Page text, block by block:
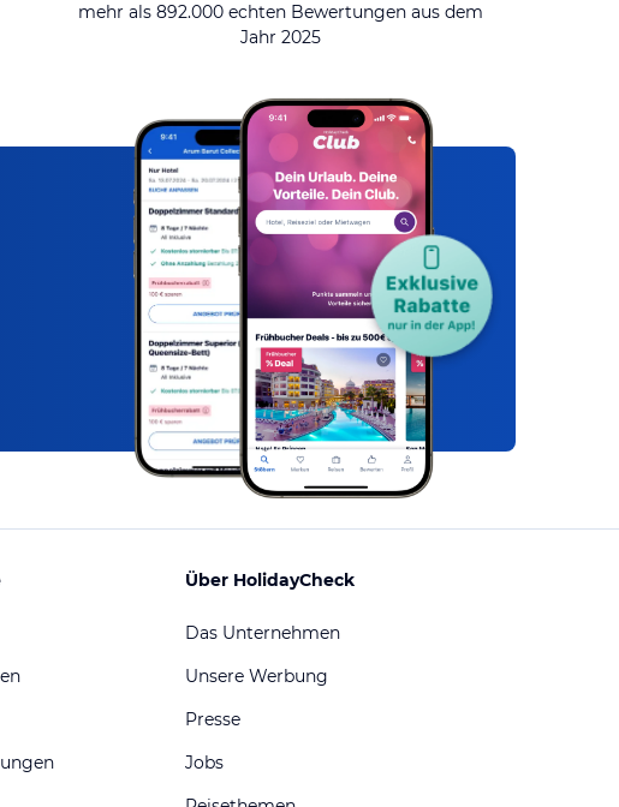
mehr als 892.000 echten Bewertungen aus dem
Jahr 2025
Über HolidayCheck
Das Unternehmen
Unsere Werbung
Presse
Jobs